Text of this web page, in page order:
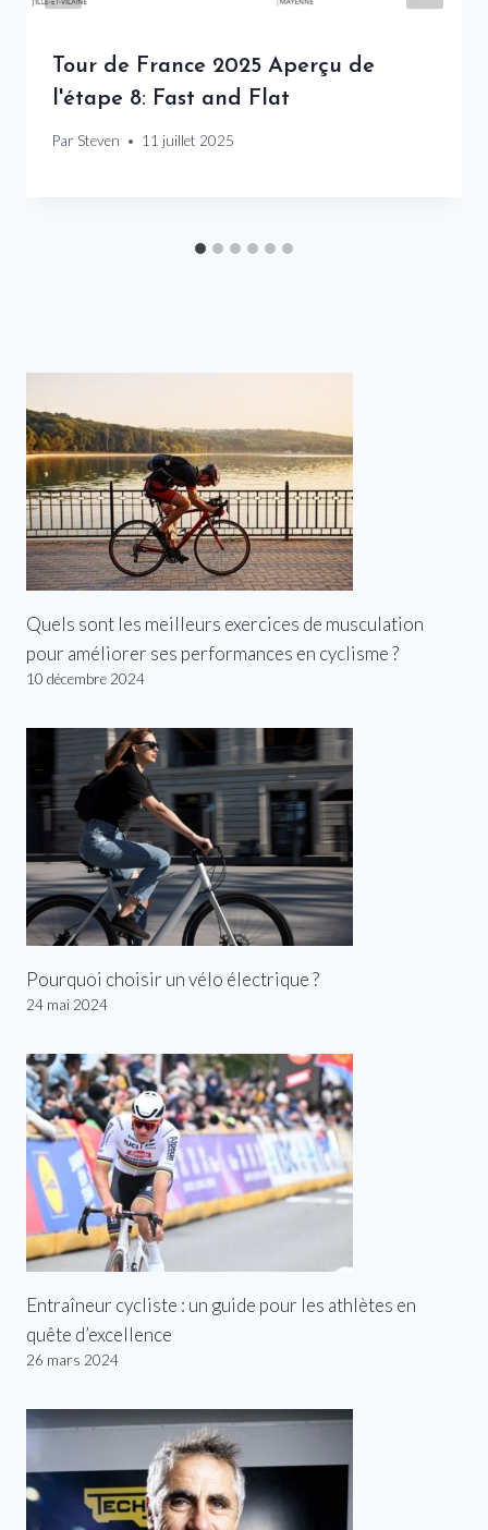
Tour de France 2025 Aperçu de
l'étape 8: Fast and Flat
Par Steven 11 juillet 2025
Quels sont les meilleurs exercices de musculation
pour améliorer ses performances en cyclisme ?
10 décembre 2024
Pourquoi choisir un vélo électrique ?
24 mai 2024
Entraîneur cycliste : un guide pour les athlètes en
quête d’excellence
26 mars 2024